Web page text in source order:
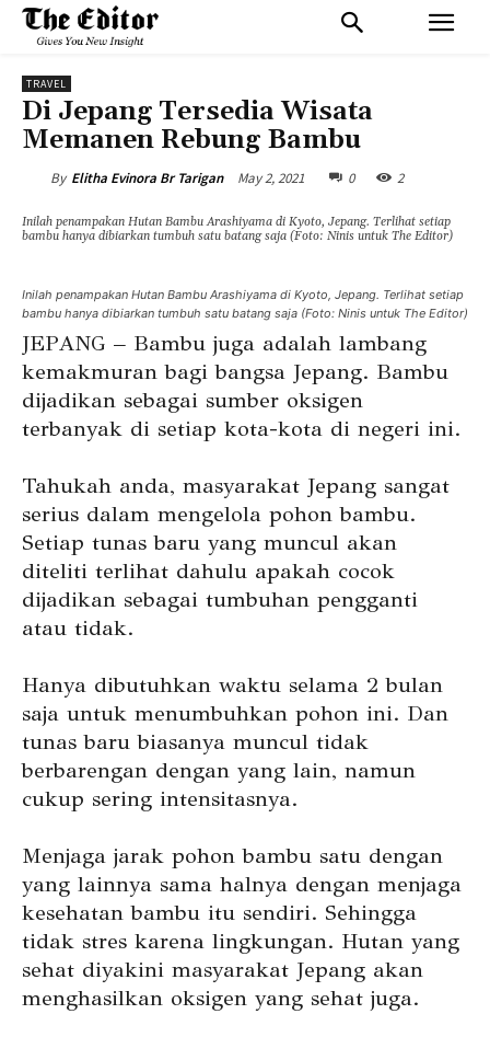
TRAVEL
Di Jepang Tersedia Wisata
Memanen Rebung Bambu
By Elitha Evinora Br Tarigan May 2, 2021 0 2
Inilah penampakan Hutan Bambu Arashiyama di Kyoto, Jepang. Terlihat setiap
bambu hanya dibiarkan tumbuh satu batang saja (Foto: Ninis untuk The Editor)
Inilah penampakan Hutan Bambu Arashiyama di Kyoto, Jepang. Terlihat setiap
bambu hanya dibiarkan tumbuh satu batang saja (Foto: Ninis untuk The Editor)
JEPANG – Bambu juga adalah lambang
kemakmuran bagi bangsa Jepang. Bambu
dijadikan sebagai sumber oksigen
terbanyak di setiap kota-kota di negeri ini.
Tahukah anda, masyarakat Jepang sangat
serius dalam mengelola pohon bambu.
Setiap tunas baru yang muncul akan
diteliti terlihat dahulu apakah cocok
dijadikan sebagai tumbuhan pengganti
atau tidak.
Hanya dibutuhkan waktu selama 2 bulan
saja untuk menumbuhkan pohon ini. Dan
tunas baru biasanya muncul tidak
berbarengan dengan yang lain, namun
cukup sering intensitasnya.
Menjaga jarak pohon bambu satu dengan
yang lainnya sama halnya dengan menjaga
kesehatan bambu itu sendiri. Sehingga
tidak stres karena lingkungan. Hutan yang
sehat diyakini masyarakat Jepang akan
menghasilkan oksigen yang sehat juga.